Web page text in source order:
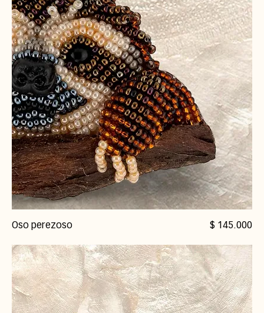
Oso perezoso Precio
$ 145.000